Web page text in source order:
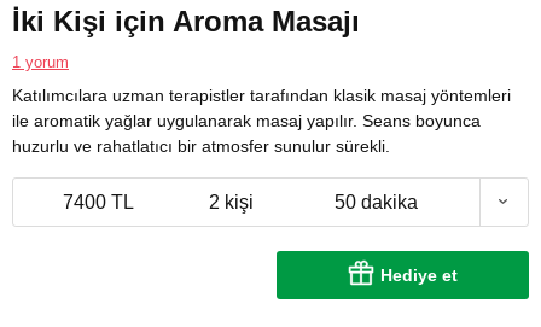
İki Kişi için Aroma Masajı
1 yorum
Katılımcılara uzman terapistler tarafından klasik masaj yöntemleri
ile aromatik yağlar uygulanarak masaj yapılır. Seans boyunca
huzurlu ve rahatlatıcı bir atmosfer sunulur sürekli.
7400 TL 2 kişi 50 dakika
Hediye et